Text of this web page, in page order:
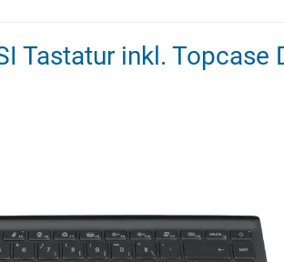
Tastatur inkl. Topcase